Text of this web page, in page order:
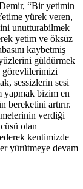
“Bir yetimin
yürek veren,
unutturabilmek
yetim ve öksüz
kaybetmiş
güldürmek
görevlilerimizi
sessizlerin sesi
yapmak bizim en
bereketini artırır.
verdiği
olan
kentimizde
yürütmeye devam